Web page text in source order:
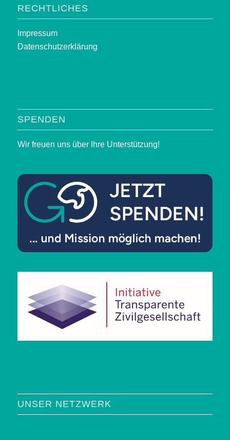
RECHTLICHES
Impressum
Datenschutzerklärung
SPENDEN
Wir freuen uns über Ihre Unterstützung!
UNSER NETZWERK